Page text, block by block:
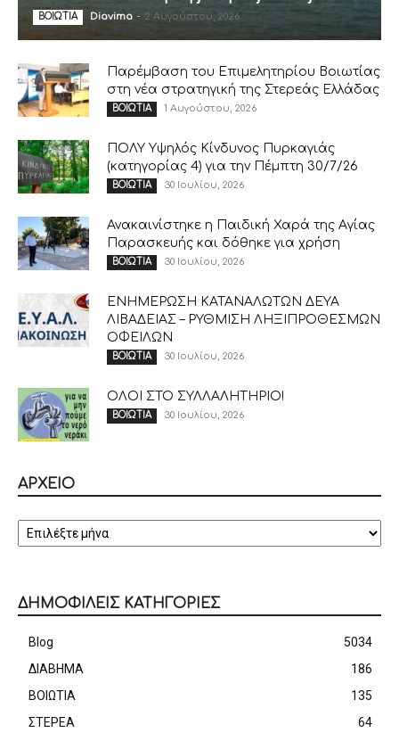
ΒΟΙΩΤΙΑ Diavima - 2 Αυγούστου, 2026
Παρέμβαση του Επιμελητηρίου Βοιωτίας
στη νέα στρατηγική της Στερεάς Ελλάδας
ΒΟΙΩΤΙΑ 1 Αυγούστου, 2026
ΠΟΛΥ Υψηλός Κίνδυνος Πυρκαγιάς
(κατηγορίας 4) για την Πέμπτη 30/7/26
ΒΟΙΩΤΙΑ 30 Ιουλίου, 2026
Ανακαινίστηκε η Παιδική Χαρά της Αγίας
Παρασκευής και δόθηκε για χρήση
ΒΟΙΩΤΙΑ 30 Ιουλίου, 2026
ΕΝΗΜΕΡΩΣΗ ΚΑΤΑΝΑΛΩΤΩΝ ΔΕΥΑ
ΛΙΒΑΔΕΙΑΣ – ΡΥΘΜΙΣΗ ΛΗΞΙΠΡΟΘΕΣΜΩΝ
ΟΦΕΙΛΩΝ
ΒΟΙΩΤΙΑ 30 Ιουλίου, 2026
ΟΛΟΙ ΣΤΟ ΣΥΛΛΑΛΗΤΗΡΙΟ!
ΒΟΙΩΤΙΑ 30 Ιουλίου, 2026
ΑΡΧΕΙΟ
ΑΡΧΕΙΟ
ΔΗΜΟΦΙΛΕΙΣ ΚΑΤΗΓΟΡΙΕΣ
Blog
5034
ΔΙΑΒΗΜΑ
186
ΒΟΙΩΤΙΑ
135
ΣΤΕΡΕΑ
64